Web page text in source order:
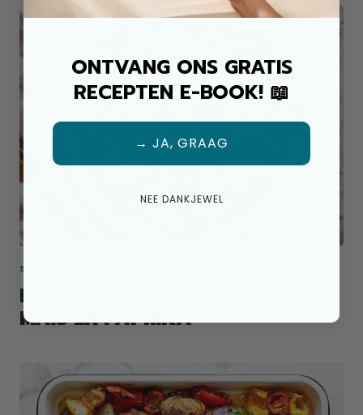
SALADE TOPPING
RIJSTSALADE MET AVOCADO,
MAIS EN PAPRIKA
ONTVANG ONS GRATIS
RECEPTEN E-BOOK! 📖
→ JA, GRAAG
NEE DANKJEWEL